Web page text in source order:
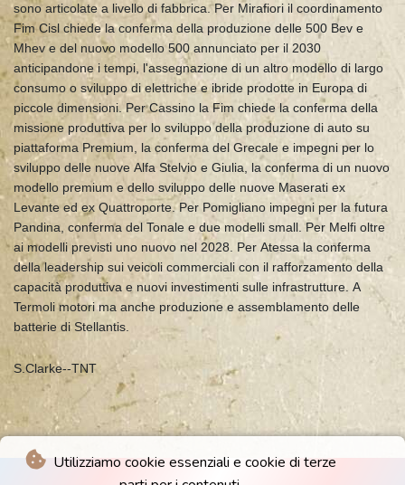
Utilizziamo cookie essenziali e cookie di terze
sono articolate a livello di fabbrica. Per Mirafiori il coordinamento
Fim Cisl chiede la conferma della produzione delle 500 Bev e
Mhev e del nuovo modello 500 annunciato per il 2030
anticipandone i tempi, l'assegnazione di un altro modello di largo
consumo o sviluppo di elettriche e ibride prodotte in Europa di
piccole dimensioni. Per Cassino la Fim chiede la conferma della
missione produttiva per lo sviluppo della produzione di auto su
piattaforma Premium, la conferma del Grecale e impegni per lo
sviluppo delle nuove Alfa Stelvio e Giulia, la conferma di un nuovo
modello premium e dello sviluppo delle nuove Maserati ex
Levante ed ex Quattroporte. Per Pomigliano impegni per la futura
Pandina, conferma del Tonale e due modelli small. Per Melfi oltre
ai modelli previsti uno nuovo nel 2028. Per Atessa la conferma
della leadership sui veicoli commerciali con il rafforzamento della
capacità produttiva e nuovi investimenti sulle infrastrutture. A
Termoli motori ma anche produzione e assemblamento delle
batterie di Stellantis.
S.Clarke--TNT